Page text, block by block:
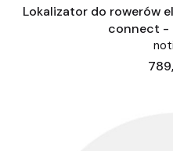
Lokalizator do rowerów
connect -